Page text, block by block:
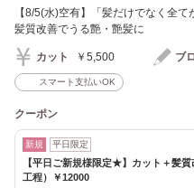
【8/5(水)空有】「髪だけでなく全
髪質改善でうる艶・艶髪に
カット ￥5,500 ブ
スマート支払いOK
クーポン
新規 平日限定
【平日ご新規様限定★】カット＋髪
工程）￥12000